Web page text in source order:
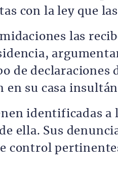
con la ley que
las
de declaraciones
en su casa
identificadas a
ella. Sus
control